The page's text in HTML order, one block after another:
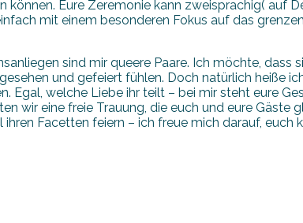
können. Eure Zeremonie kann zweisprachig( auf
mit einem besonderen Fokus auf das
sind mir queere Paare. Ich möchte, dass
und gefeiert fühlen. Doch natürlich heiße
Egal, welche Liebe ihr teilt – bei mir steht eure
wir eine freie Trauung, die euch und eure Gäste
ihren Facetten feiern – ich freue mich darauf, euch